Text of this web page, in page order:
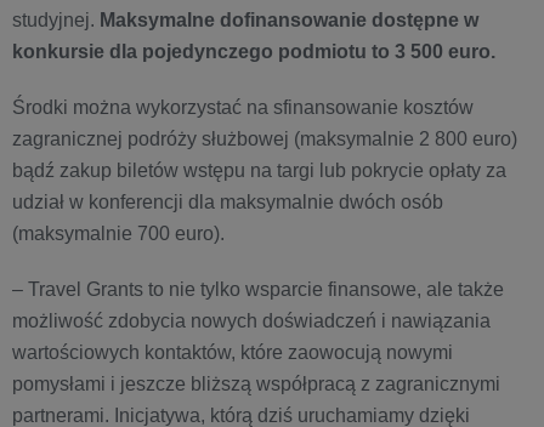
studyjnej. Maksymalne dofinansowanie dostępne w
konkursie dla pojedynczego podmiotu to 3 500 euro.
Środki można wykorzystać na sfinansowanie kosztów
zagranicznej podróży służbowej (maksymalnie 2 800 euro)
bądź zakup biletów wstępu na targi lub pokrycie opłaty za
udział w konferencji dla maksymalnie dwóch osób
(maksymalnie 700 euro).
– Travel Grants to nie tylko wsparcie finansowe, ale także
możliwość zdobycia nowych doświadczeń i nawiązania
wartościowych kontaktów, które zaowocują nowymi
pomysłami i jeszcze bliższą współpracą z zagranicznymi
partnerami. Inicjatywa, którą dziś uruchamiamy dzięki